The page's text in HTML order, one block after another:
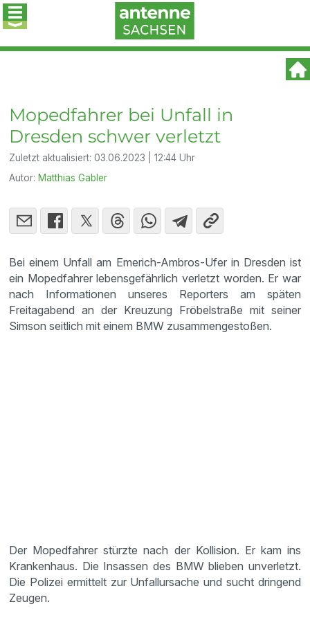
Mopedfahrer bei Unfall in
Dresden schwer verletzt
Zuletzt aktualisiert:03.06.2023 | 12:44 Uhr
Autor: Matthias Gabler
Bei einem Unfall am Emerich-Ambros-Ufer in Dresden ist
ein Mopedfahrer lebensgefährlich verletzt worden. Er war
nach Informationen unseres Reporters am späten
Freitagabend an der Kreuzung Fröbelstraße mit seiner
Simson seitlich mit einem BMW zusammengestoßen.
Der Mopedfahrer stürzte nach der Kollision. Er kam ins
Krankenhaus. Die Insassen des BMW blieben unverletzt.
Die Polizei ermittelt zur Unfallursache und sucht dringend
Zeugen.